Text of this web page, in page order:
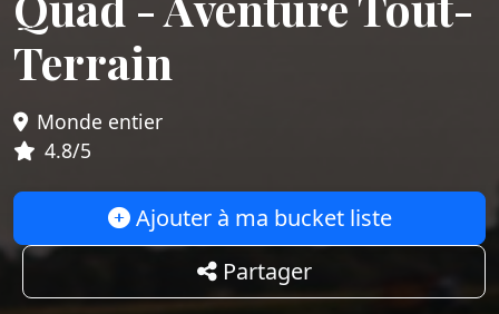
Terrain
Monde entier
4.8/5
Ajouter à ma bucket liste
Partager